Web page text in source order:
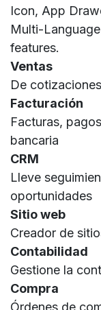
Icon, App
Multi-
features.
Ventas
De
Facturación
Facturas,
bancaria
CRM
Lleve
oportunidades
Sitio web
Creador de
Contabilidad
Gestione la
Compra
Órdenes de